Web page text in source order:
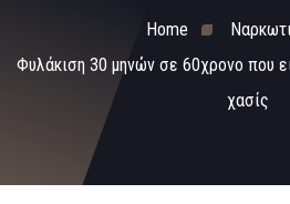
Home
Φυλάκιση 30 μηνών σε 60χρονο που
χασίς